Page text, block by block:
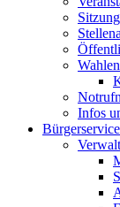
Wahlen
Infos
Bürgerservice